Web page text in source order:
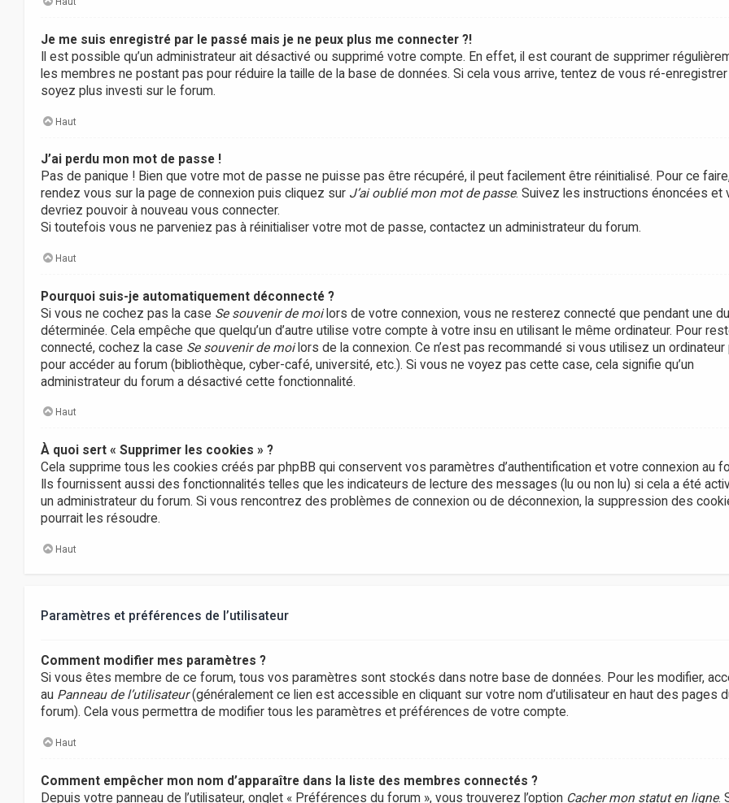
Je me suis enregistré par le passé mais je ne peux plus me connecter ?!
Il est possible qu’un administrateur ait désactivé ou supprimé votre compte. En effet, il est courant de supprimer
les membres ne postant pas pour réduire la taille de la base de données. Si cela vous arrive, tentez de vous ré-
soyez plus investi sur le forum.
Haut
J’ai perdu mon mot de passe !
Pas de panique ! Bien que votre mot de passe ne puisse pas être récupéré, il peut facilement être réinitialisé. Pour ce
rendez vous sur la page de connexion puis cliquez sur J’ai oublié mon mot de passe. Suivez les instructions énoncées et
devriez pouvoir à nouveau vous connecter.
Si toutefois vous ne parveniez pas à réinitialiser votre mot de passe, contactez un administrateur du forum.
Haut
Pourquoi suis-je automatiquement déconnecté ?
Si vous ne cochez pas la case Se souvenir de moilors de votre connexion, vous ne resterez connecté que pendant une
déterminée. Cela empêche que quelqu’un d’autre utilise votre compte à votre insu en utilisant le même ordinateur. Pour
connecté, cochez la case Se souvenir de moilors de la connexion. Ce n’est pas recommandé si vous utilisez un ordinateur
pour accéder au forum (bibliothèque, cyber-café, université, etc.). Si vous ne voyez pas cette case, cela signifie qu’un
administrateur du forum a désactivé cette fonctionnalité.
Haut
À quoi sert « Supprimer les cookies » ?
Cela supprime tous les cookies créés par phpBB qui conservent vos paramètres d’authentification et votre connexion au
Ils fournissent aussi des fonctionnalités telles que les indicateurs de lecture des messages (lu ou non lu) si cela a été
un administrateur du forum. Si vous rencontrez des problèmes de connexion ou de déconnexion, la suppression des
pourrait les résoudre.
Haut
Paramètres et préférences de l’utilisateur
Comment modifier mes paramètres ?
Si vous êtes membre de ce forum, tous vos paramètres sont stockés dans notre base de données. Pour les modifier,
au Panneau de l’utilisateur(généralement ce lien est accessible en cliquant sur votre nom d’utilisateur en haut des pages
forum). Cela vous permettra de modifier tous les paramètres et préférences de votre compte.
Haut
Comment empêcher mon nom d’apparaître dans la liste des membres connectés ?
Depuis votre panneau de l’utilisateur, onglet « Préférences du forum », vous trouverez l’option Cacher mon statut en ligne.